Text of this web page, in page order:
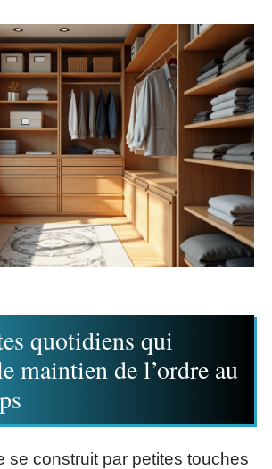
quotidiens qui
maintien de l’ordre au
se construit par petites touches